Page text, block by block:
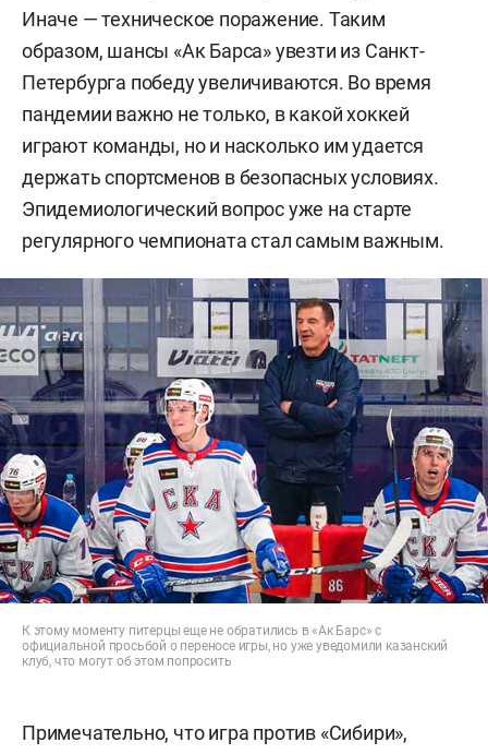
Иначе — техническое поражение. Таким
образом, шансы «Ак Барса» увезти из Санкт-
Петербурга победу увеличиваются. Во время
пандемии важно не только, в какой хоккей
играют команды, но и насколько им удается
держать спортсменов в безопасных условиях.
Эпидемиологический вопрос уже на старте
регулярного чемпионата стал самым важным.
К этому моменту питерцы еще не обратились в «Ак Барс» с
официальной просьбой о переносе игры, но уже уведомили казанский
клуб, что могут об этом попросить
Примечательно, что игра против «Сибири»,